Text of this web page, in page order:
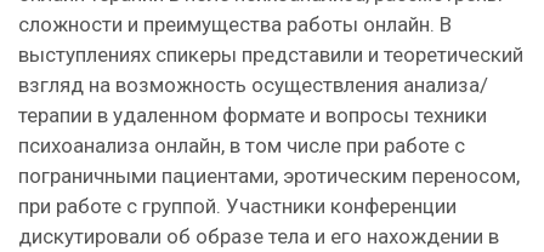
сложности и преимущества работы онлайн. В
выступлениях спикеры представили и теоретический
взгляд на возможность осуществления анализа/
терапии в удаленном формате и вопросы техники
психоанализа онлайн, в том числе при работе с
пограничными пациентами, эротическим переносом,
при работе с группой. Участники конференции
дискутировали об образе тела и его нахождении в